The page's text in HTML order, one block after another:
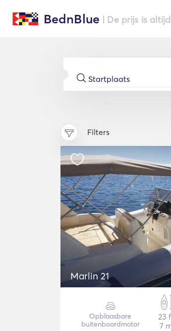
BednBlue | De prijs is
Filters
Marlin 21
Opblaasbare
buitenboordmotor
23
7